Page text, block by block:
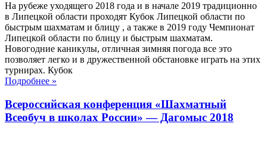
На рубеже уходящего 2018 года и в начале 2019 традиционно
в Липецкой области проходят Кубок Липецкой области по
быстрым шахматам и блицу , а также в 2019 году Чемпионат
Липецкой области по блицу и быстрым шахматам.
Новогодние каникулы, отличная зимняя погода все это
позволяет легко и в дружественной обстановке играть на этих
турнирах. Кубок
Подробнее »
Всероссийская конференция «Шахматный
Всеобуч в школах России» — Дагомыс 2018